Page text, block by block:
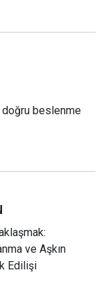
doğru beslenme
ve Aşkın
Edilişi